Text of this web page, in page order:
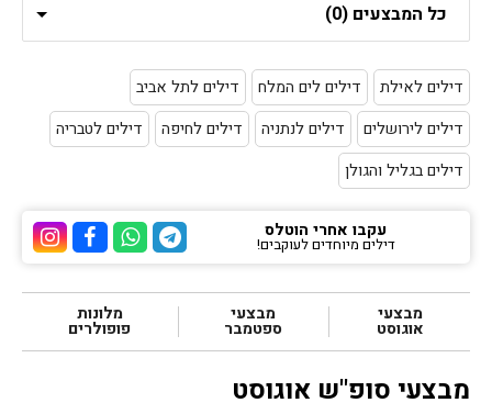
דילים לאילת דילים לים המלח
דילים לתל אביב
דילים לירושלים
דילים לנתניה דילים לחיפה
דילים לטבריה
דילים בגליל והגולן
ערוץ ערוץ
ערוץ הוואטסאפ של
ערוץ הטלגרם של הוטלס
עקבו אחרי הוטלס
דילים מיוחדים לעוקבים!
מבצעי
אוגוסט
מבצעי
ספטמבר
מלונות
פופולרים
מבצעי סופ"ש אוגוסט